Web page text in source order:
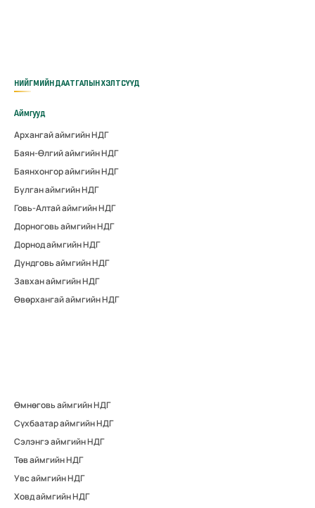
НИЙГМИЙН ДААТГАЛЫН ХЭЛТСҮҮД
Аймгууд
Архангай аймгийн НДГ
Баян-Өлгий аймгийн НДГ
Баянхонгор аймгийн НДГ
Булган аймгийн НДГ
Говь-Алтай аймгийн НДГ
Дорноговь аймгийн НДГ
Дорнод аймгийн НДГ
Дундговь аймгийн НДГ
Завхан аймгийн НДГ
Өвөрхангай аймгийн НДГ
Өмнөговь аймгийн НДГ
Сүхбаатар аймгийн НДГ
Сэлэнгэ аймгийн НДГ
Төв аймгийн НДГ
Увс аймгийн НДГ
Ховд аймгийн НДГ